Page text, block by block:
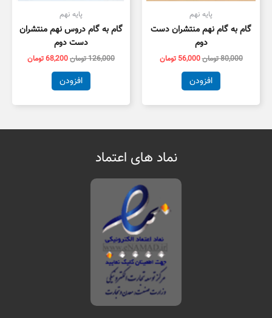
پایه نهم
گام به گام نهم منتشران دست
دوم
80,000تومان56,000 تومان
افزودن
پایه نهم
گام به گام دروس نهم منتشران
دست دوم
126,000تومان68,200تومان
افزودن
نماد های اعتماد